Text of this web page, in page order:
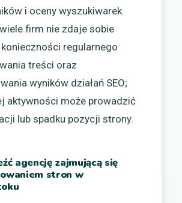
i oceny wyszukiwarek.
firm nie zdaje sobie
regularnego
treści oraz
wyników działań SEO;
aktywności może prowadzić
lub spadku pozycji strony.
agencję zajmującą się
stron w